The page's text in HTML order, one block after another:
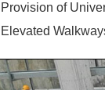
Provision of
Elevated